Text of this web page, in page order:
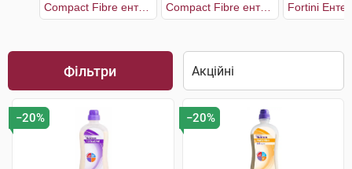
Compact Fibre ентеральне харчування зі смаком ванілі Compact Fibre ентеральне харчування зі смаком полуниці
Фільтри
−20% −20%